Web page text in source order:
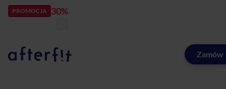
PROMOCJA 30%
Catering dietetyczny Afterfit Zamów